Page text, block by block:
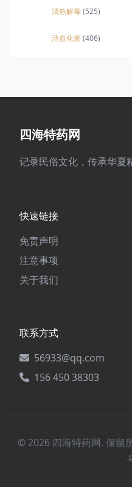
清热解毒(525)
活血化瘀(406)
四海特药网
记录民俗文化，传承华夏
快速链接
免责声明
注意事项
关于我们
联系方式
56933@qq.com
156 450 38303
© 2026 四海特药网. 保留